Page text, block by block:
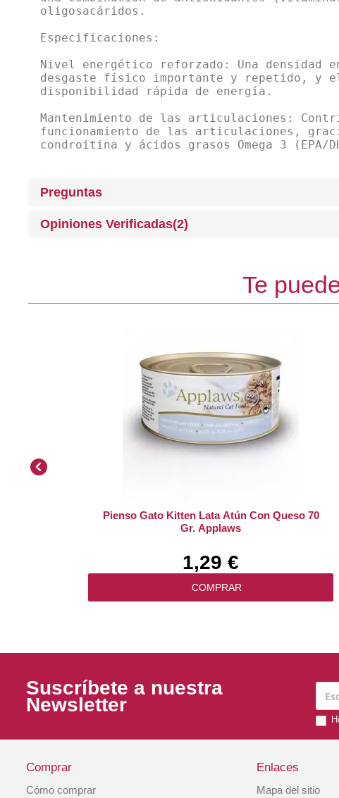
oligosacáridos.
Especificaciones:
Nivel energético reforzado: Una densidad
desgaste físico importante y repetido,
disponibilidad rápida de energía.
Mantenimiento de las articulaciones:
funcionamiento de las articulaciones,
condroitina y ácidos grasos Omega 3 (EPA/
Preguntas
Opiniones Verificadas(2)
Te
Pienso Gato Kitten Lata Atún Con Queso 70
Gr. Applaws
1,29 €
COMPRAR
Suscríbete a nuestra
Newsletter
Comprar
Cómo comprar
Enlaces
Mapa del sitio